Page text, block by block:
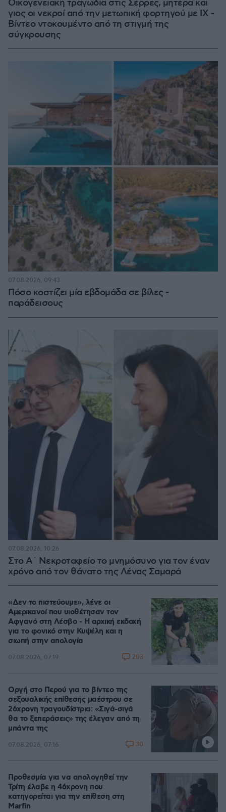
Οικογενειακή τραγωδία στις Σέρρες, μητέρα και
γιος οι νεκροί από την μετωπική φορτηγού με ΙΧ -
Βίντεο ντοκουμέντο από τη στιγμή της
σύγκρουσης
Πόσο κοστίζει μία εβδομάδα σε βίλες -
παράδεισους
07.08.2026, 09:43
Στο Α΄ Νεκροταφείο το μνημόσυνο για τον έναν
χρόνο από τον θάνατο της Λένας Σαμαρά
07.08.2026, 10:26
«Δεν το πιστεύουμε», λένε οι
Αμερικανοί που υιοθέτησαν τον
Αφγανό στη Λέσβο - Η αρχική εκδοχή
για το φονικό στην Κυψέλη και η
σιωπή στην απολογία
07.08.2026, 07:19 203
Οργή στο Περού για το βίντεο της
σεξουαλικής επίθεσης μαέστρου σε
26χρονη τραγουδίστρια: «Σιγά-σιγά
θα το ξεπεράσεις» της έλεγαν από τη
μπάντα της
07.08.2026, 07:16 30
Προθεσμία για να απολογηθεί την
Τρίτη έλαβε η 46χρονη που
κατηγορείται για την επίθεση στη
Marfin